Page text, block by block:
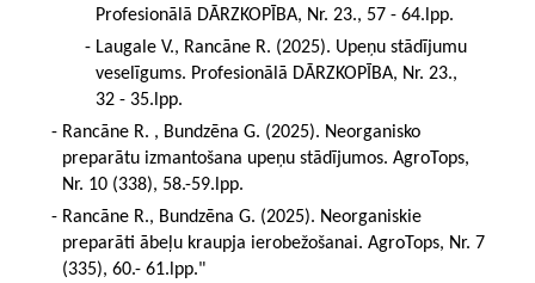
Profesionālā DĀRZKOPĪBA, Nr. 23., 57 - 64.lpp.
Laugale V., Rancāne R. (2025). Upeņu stādījumu
veselīgums. Profesionālā DĀRZKOPĪBA, Nr. 23.,
32 - 35.lpp.
Rancāne R. , Bundzēna G. (2025). Neorganisko
preparātu izmantošana upeņu stādījumos. AgroTops,
Nr. 10 (338), 58.-59.lpp.
Rancāne R., Bundzēna G. (2025). Neorganiskie
preparāti ābeļu kraupja ierobežošanai. AgroTops, Nr. 7
(335), 60.- 61.lpp."